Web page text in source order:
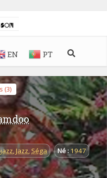
EN PT
(3)
,Jazz, Séga Né : 1947